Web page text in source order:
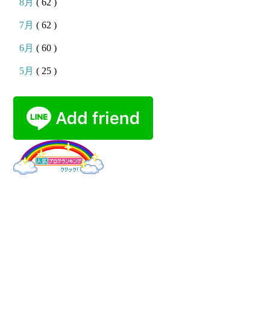
8月( 62 )
7月( 62 )
6月( 60 )
5月( 25 )